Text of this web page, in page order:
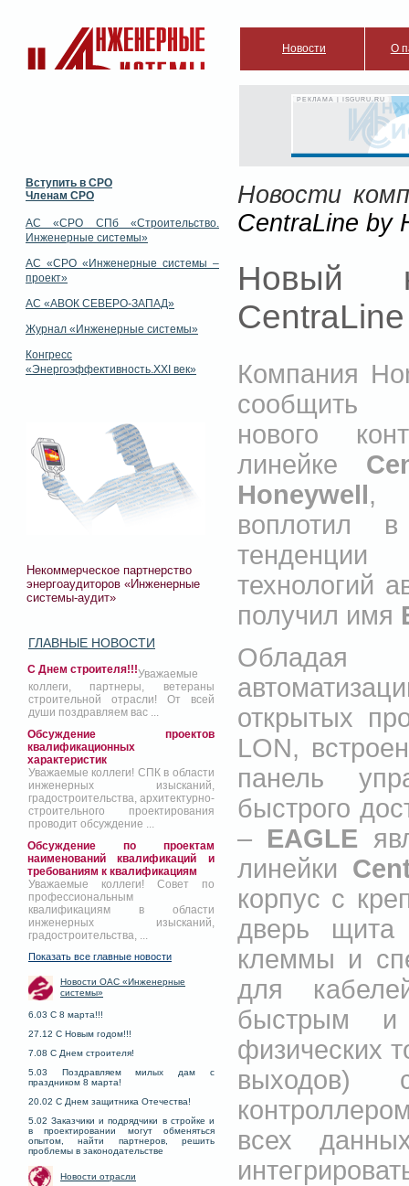
Новости О
РЕКЛАМА | ISGURU.RU
Вступить в СРО
Членам СРО
АС «СРО СПб «Строительство.
Инженерные системы»
АС «СРО «Инженерные системы –
проект»
АС «АВОК СЕВЕРО-ЗАПАД»
Журнал «Инженерные системы»
Конгресс
«Энергоэффективность.XXI век»
Некоммерческое партнерство
энергоаудиторов «Инженерные
системы-аудит»
ГЛАВНЫЕ НОВОСТИ
С Днем строителя!!!Уважаемые
коллеги, партнеры, ветераны
строительной отрасли! От всей
души поздравляем вас ...
Обсуждение проектов
квалификационных
характеристик
Уважаемые коллеги! СПК в области
инженерных изысканий,
градостроительства, архитектурно-
строительного проектирования
проводит обсуждение ...
Обсуждение по проектам
наименований квалификаций и
требованиям к квалификациям
Уважаемые коллеги! Совет по
профессиональным
квалификациям в области
инженерных изысканий,
градостроительства, ...
Показать все главные новости
Новости ОАС «Инженерные
системы»
6.03 С 8 марта!!!
27.12 С Новым годом!!!
7.08 С Днем строителя!
5.03 Поздравляем милых дам с
праздником 8 марта!
20.02 С Днем защитника Отечества!
5.02 Заказчики и подрядчики в стройке и
в проектировании могут обменяться
опытом, найти партнеров, решить
проблемы в законодательстве
Новости отрасли
Новости
CentraLine by
Новый
Компания
нового
линейке
Honeywell,
воплотил
технологий
получил имя
Обладая
открытых
LON,
панель
быстрого
– EAGLE
линейки
корпус с
дверь щита
клеммы и
для
быстрым
физических
выходов)
всех